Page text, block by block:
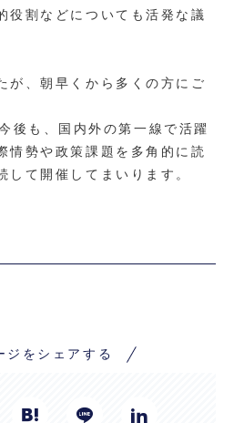
役割などについても活発な議
が、朝早くから多くの方にご
も、国内外の第一線で活躍
情勢や政策課題を多角的に読
して開催してまいります。
ジをシェアする